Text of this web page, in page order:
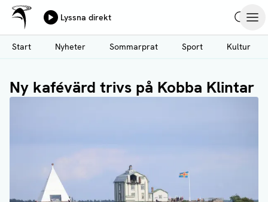
Hoppa
till
huvudinnehåll
Ålands Radio & TV
Lyssna direkt
Start
Nyheter Sommarprat Sport Kultur
Ny kafévärd trivs på Kobba Klintar